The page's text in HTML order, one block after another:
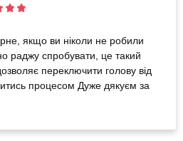
якщо ви ніколи не робили
раджу спробувати, це такий
переключити голову від
процесом Дуже дякуєм за